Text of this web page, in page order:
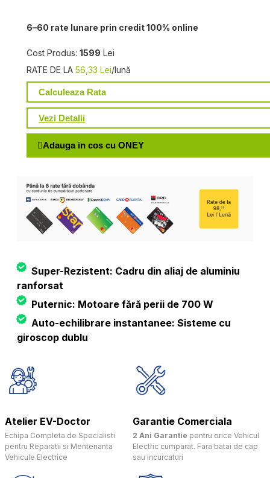
6–60 rate lunare prin credit 100% online
Cost Produs: 1599 Lei
RATE DE LA 56,33 Lei/lună
Calculeaza Rata
Vezi Detalii
Adauga in cos cu ONEY
Super-Rezistent: Cadru din aliaj de aluminiu
ranforsat
Puternic: Motoare fără perii de 700 W
Auto-echilibrare instantanee: Sisteme cu
giroscop dublu
Atelier EV-Doctor
Echipa Completa de Specialisti
pentru Reparatii si Mentenanta
Vehicule Electrice
Garantie Comerciala
2 Ani Garantie pentru orice Vehicul
Electric cumparat. Fara batai de cap
sau incurcaturi